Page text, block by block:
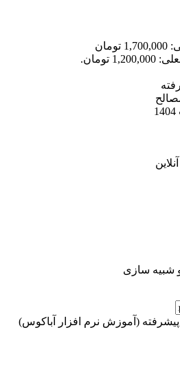
قیمت اصلی: 1,700,000 تومان
تومان.
شبیه سازی
(آموزش نرم افزار آباکوس)